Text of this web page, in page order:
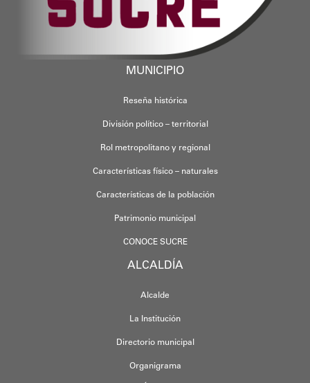
MUNICIPIO
Reseña histórica
División político – territorial
Rol metropolitano y regional
Características físico – naturales
Características de la población
Patrimonio municipal
CONOCE SUCRE
ALCALDÍA
Alcalde
La Institución
Directorio municipal
Organigrama